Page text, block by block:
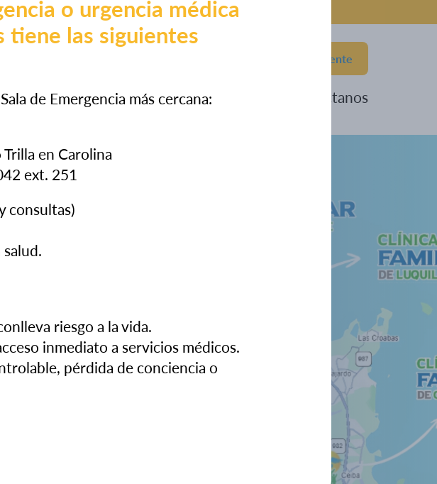
Portal del Paciente
Nuestros Beneficios Eventos Contáctanos
o urgencia médica
tiene las siguientes
de Emergencia más cercana:
en Carolina
ext. 251
consultas)
riesgo a la vida.
inmediato a servicios médicos.
pérdida de conciencia o